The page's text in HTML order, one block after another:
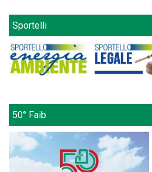
Sportelli
50° Faib